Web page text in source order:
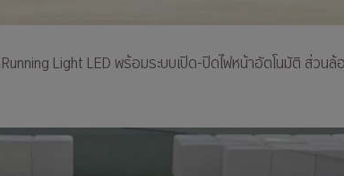
Light LED พร้อมระบบเปิด-ปิดไฟหน้าอัตโนมัติ ส่วน